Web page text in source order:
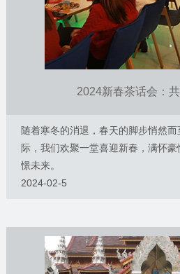
2024新春茶话会：
随着寒冬的消退，春天的脚步悄然
际，我们欢聚一堂喜迎新春，满怀
憬未来。
2024-02-5